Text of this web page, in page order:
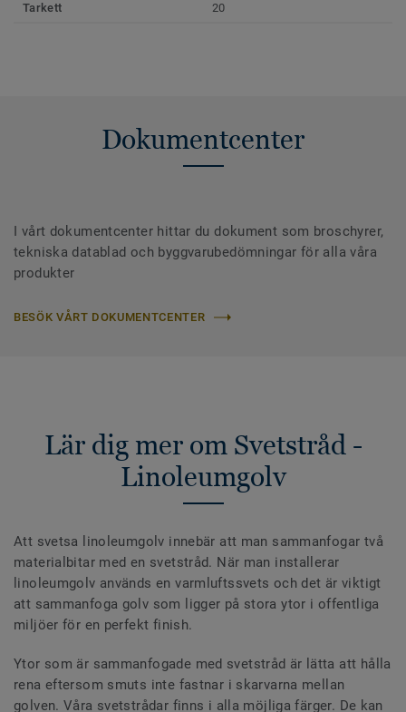
Tarkett 20
Dokumentcenter
I vårt dokumentcenter hittar du dokument som broschyrer,
tekniska datablad och byggvarubedömningar för alla våra
produkter
BESÖK VÅRT DOKUMENTCENTER
Lär dig mer om Svetstråd -
Linoleumgolv
Att svetsa linoleumgolv innebär att man sammanfogar två
materialbitar med en svetstråd. När man installerar
linoleumgolv används en varmluftssvets och det är viktigt
att sammanfoga golv som ligger på stora ytor i offentliga
miljöer för en perfekt finish.
Ytor som är sammanfogade med svetstråd är lätta att hålla
rena eftersom smuts inte fastnar i skarvarna mellan
golven. Våra svetstrådar finns i alla möjliga färger. De kan